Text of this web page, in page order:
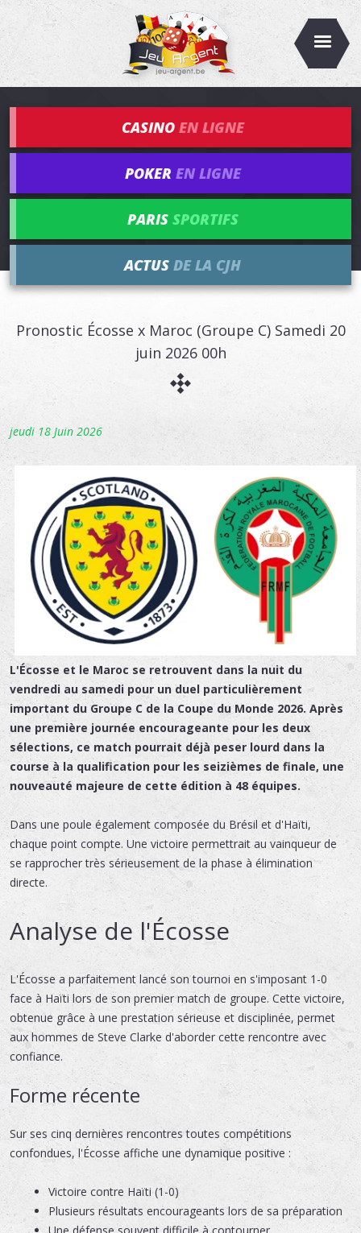
CASINO EN LIGNE
POKER EN LIGNE
PARIS SPORTIFS
ACTUS DE LA CJH
Pronostic Écosse x Maroc (Groupe C) Samedi 20
juin 2026 00h
jeudi 18 Juin 2026
L'Écosse et le Maroc se retrouvent dans la nuit du
vendredi au samedi pour un duel particulièrement
important du Groupe C de la Coupe du Monde 2026. Après
une première journée encourageante pour les deux
sélections, ce match pourrait déjà peser lourd dans la
course à la qualification pour les seizièmes de finale, une
nouveauté majeure de cette édition à 48 équipes.
Dans une poule également composée du Brésil et d'Haïti,
chaque point compte. Une victoire permettrait au vainqueur de
se rapprocher très sérieusement de la phase à élimination
directe.
Analyse de l'Écosse
L'Écosse a parfaitement lancé son tournoi en s'imposant 1-0
face à Haïti lors de son premier match de groupe. Cette victoire,
obtenue grâce à une prestation sérieuse et disciplinée, permet
aux hommes de Steve Clarke d'aborder cette rencontre avec
confiance.
Forme récente
Sur ses cinq dernières rencontres toutes compétitions
confondues, l'Écosse affiche une dynamique positive :
Victoire contre Haïti (1-0)
Plusieurs résultats encourageants lors de sa préparation
Une défense souvent difficile à contourner